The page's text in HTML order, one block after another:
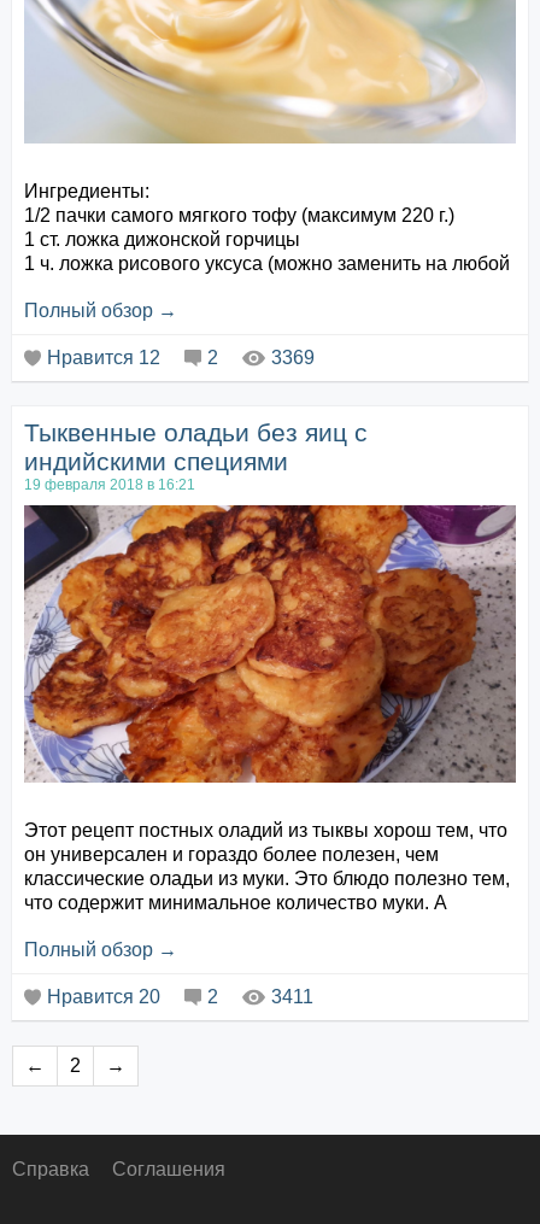
Ингредиенты:
1/2 пачки самого мягкого тофу (максимум 220 г.)
1 ст. ложка дижонской горчицы
1 ч. ложка рисового уксуса (можно заменить на любой
1/2 ч. ложки лимонного сока
(рапсовое)
Соль
Готовим:
Забрасываем все ингредиенты в блендер,
прокручиваем. Солим. Готово!
Такой майонез отлично подойдёт к совершенно
любому блюду и может хранитьс...
Полный обзор →
Нравится 12 2 3369
Тыквенные оладьи без яиц с
индийскими специями
19 февраля 2018 в 16:21
Этот рецепт постных оладий из тыквы хорош тем, что
он универсален и гораздо более полезен, чем
классические оладьи из муки. Это блюдо полезно тем,
что содержит минимальное количество муки. А
совершенно разных вариантах: соленых, сладких, со
Ингредиенты:
Тыква очищенная – 0,5 кг.
Мука нутовая (или пшеничная) – 1 стакан
Полный обзор →
Нравится 20 2 3411
← 2 →
Справка Соглашения